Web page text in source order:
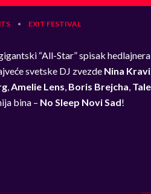
• EXIT FESTIVAL
“All-Star” spisak
svetske DJ zvezde Nina
,Amelie Lens, Boris Brejcha,
bina – No Sleep Novi Sad!